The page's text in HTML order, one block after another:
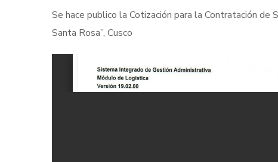
Se hace publico la Cotización para la Contratación
Santa Rosa”, Cusco